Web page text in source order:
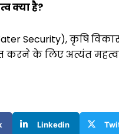
क्या है?
Security), कृषि
करने के लिए अत्यंत
Linkedin